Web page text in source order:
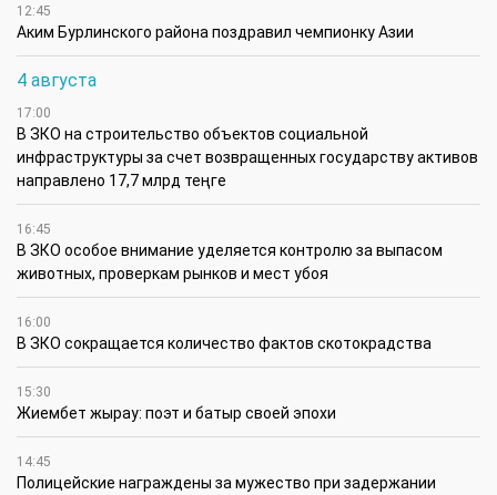
12:45
Аким Бурлинского района поздравил чемпионку Азии
4 августа
17:00
В ЗКО на строительство объектов социальной
инфраструктуры за счет возвращенных государству активов
направлено 17,7 млрд теңге
16:45
В ЗКО особое внимание уделяется контролю за выпасом
животных, проверкам рынков и мест убоя
16:00
В ЗКО сокращается количество фактов скотокрадства
15:30
Жиембет жырау: поэт и батыр своей эпохи
14:45
Полицейские награждены за мужество при задержании